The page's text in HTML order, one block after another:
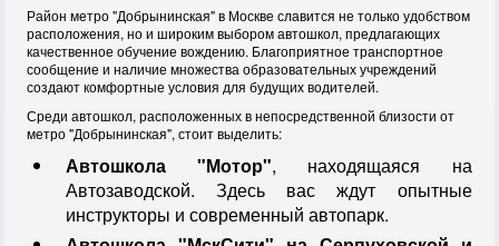
Район метро "Добрынинская" в Москве славится не только удобством
расположения, но и широким выбором автошкол, предлагающих
качественное обучение вождению. Благоприятное транспортное
сообщение и наличие множества образовательных учреждений
создают комфортные условия для будущих водителей.
Среди автошкол, расположенных в непосредственной близости от
метро "Добрынинская", стоит выделить:
Автошкола "Мотор", находящаяся на
Автозаводской. Здесь вас ждут опытные
инструкторы и современный автопарк.